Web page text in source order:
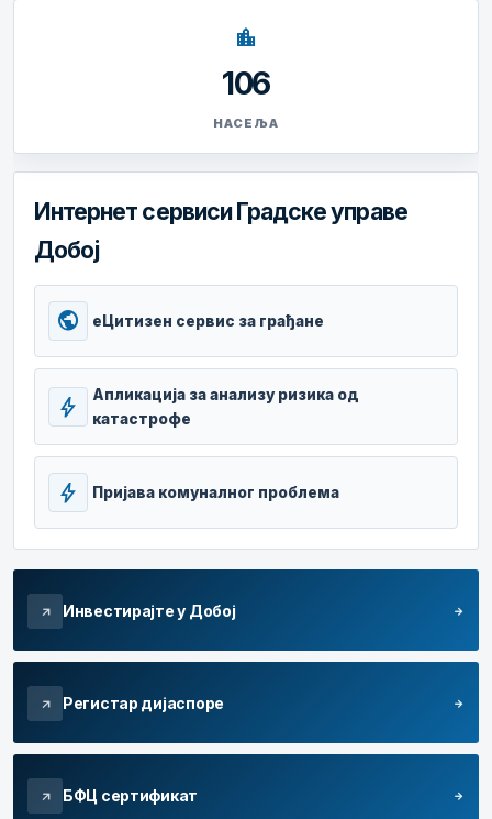
location_city
106
НАСЕЉА
Интернет сервиси Градске управе
Добој
public еЦитизен сервис за грађане
bolt
Апликација за анализу ризика од
катастрофе
bolt Пријава комуналног проблема
arrow_outward Инвестирајте у Добој arrow_forward
arrow_outward Регистар дијаспоре arrow_forward
arrow_outward БФЦ сертификат arrow_forward